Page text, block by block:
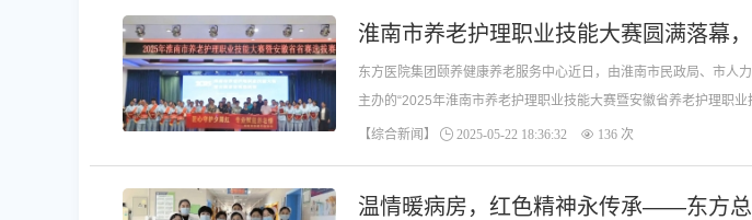
淮南市养老护理职业技能大赛圆满落幕
东方医院集团颐养健康养老服务中心近日，由淮南市民政局、市人
主办的“2025年淮南市养老护理职业技能大赛暨安徽省养老护理职
【综合新闻】 2025-05-22 18:36:32 136 次
温情暖病房，红色精神永传承——东方总